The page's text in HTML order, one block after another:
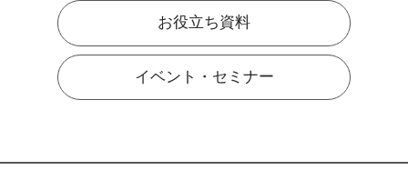
お役立ち資料
イベント・セミナー